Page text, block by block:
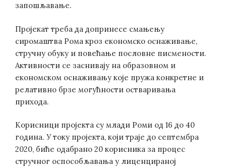
запошљавање.
Пројекат треба да допринесе смањењу
сиромаштва Рома кроз економско оснаживање,
стручну обуку и повећање пословне писмености.
Активности се заснивају на образовном и
економском оснаживању које пружа конкретне и
релативно брзе могућности остваривања
прихода.
Корисници пројекта су млади Роми од 16 до 40
година. У току пројекта, који траје до септембра
2020, биће одабрано 20 корисника за процес
стручног оспособљавања у лиценцираној